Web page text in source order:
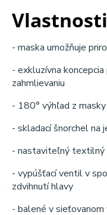
- maska umožňuje
- exkluzívna
zahmlievaniu
- 180° výhľad z masky
- skladací šnorchel na
- nastaviteľný textilný
- vypúšťací ventil v
zdvihnutí hlavy
- balené v sieťovanom